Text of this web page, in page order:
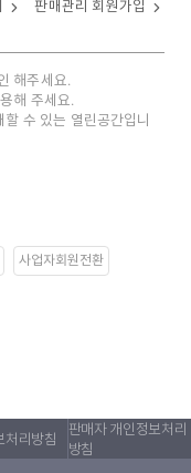
판매관리 회원가입
해주세요.
해 주세요.
수 있는 열린공간입니
사업자회원전환
처리방침
판매자 개인정보처리
방침